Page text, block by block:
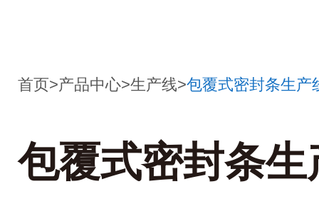
首页>产品中心>生产线>包覆式密封条生产
包覆式密封条生